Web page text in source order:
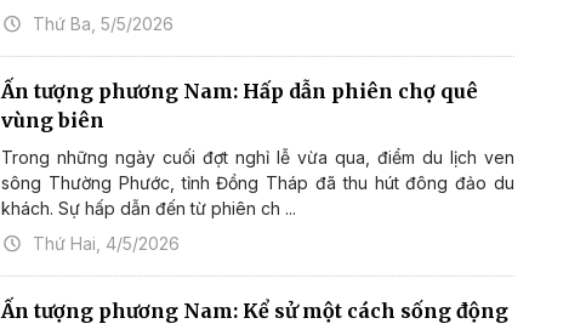
Thứ Ba, 5/5/2026
Ấn tượng phương Nam: Hấp dẫn phiên chợ quê
vùng biên
Trong những ngày cuối đợt nghỉ lễ vừa qua, điểm du lịch ven
sông Thường Phước, tỉnh Đồng Tháp đã thu hút đông đảo du
khách. Sự hấp dẫn đến từ phiên ch ...
Thứ Hai, 4/5/2026
Ấn tượng phương Nam: Kể sử một cách sống động